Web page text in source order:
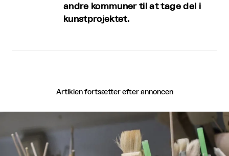
andre kommuner til at tage del i
kunstprojektet.
Artiklen fortsætter efter annoncen